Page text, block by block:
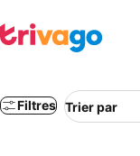
Filtres Trier par